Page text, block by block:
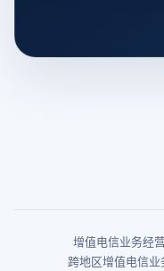
增值电信业务经
跨地区增值电信